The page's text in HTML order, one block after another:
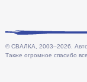
© СВАЛКА, 2003–2026.
Также огромное спасибо